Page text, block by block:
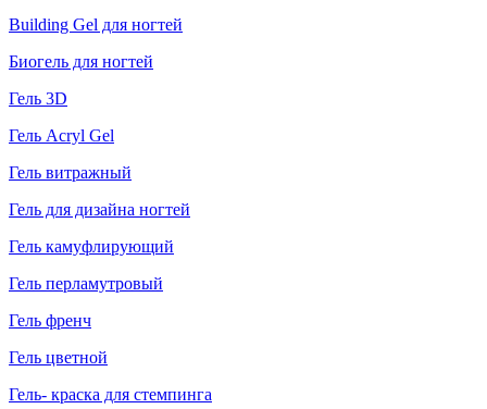
Building Gel для ногтей
Биогель для ногтей
Гель 3D
Гель Acryl Gel
Гель витражный
Гель для дизайна ногтей
Гель камуфлирующий
Гель перламутровый
Гель френч
Гель цветной
Гель- краска для стемпинга